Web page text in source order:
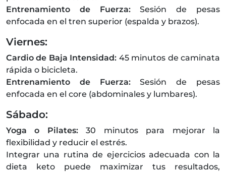
Entrenamiento de Fuerza:Sesión de pesas
enfocada en el tren superior (espalda y brazos).
Viernes:
Cardio de Baja Intensidad: 45 minutos de caminata
rápida o bicicleta.
Entrenamiento de Fuerza:Sesión de pesas
enfocada en el core (abdominales y lumbares).
Sábado:
Yoga o Pilates:30 minutos para mejorar la
flexibilidad y reducir el estrés.
Integrar una rutina de ejercicios adecuada con la
dieta keto puede maximizar tus resultados,